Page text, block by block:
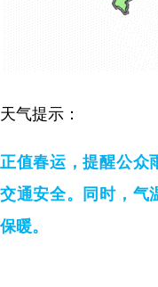
天气提示：
正值春运，提醒公众
交通安全。同时，气
保暖。